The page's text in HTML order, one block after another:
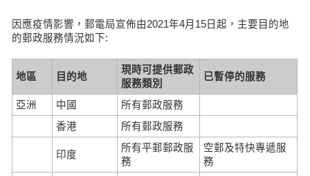
因應疫情影響，郵電局宣佈由2021年4月15日起，主要目的地
的郵政服務情況如下:
地區 目的地
現時可提供郵政
服務類別
已暫停的服務
亞洲 中國
所有郵政服務
香港
所有郵政服務
印度
所有平郵郵政服
務
空郵及特快專遞服
務